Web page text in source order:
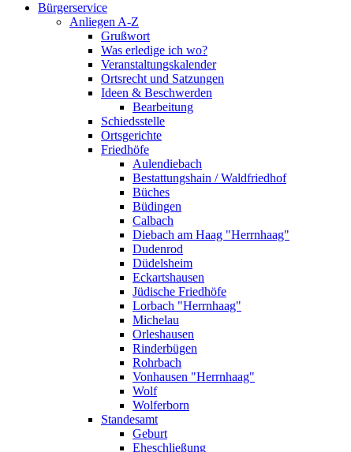
Bürgerservice
Anliegen A-Z
Grußwort
Was erledige ich wo?
Veranstaltungskalender
Ortsrecht und Satzungen
Ideen & Beschwerden
Bearbeitung
Schiedsstelle
Ortsgerichte
Friedhöfe
Aulendiebach
Bestattungshain / Waldfriedhof
Büches
Büdingen
Calbach
Diebach am Haag "Herrnhaag"
Dudenrod
Düdelsheim
Eckartshausen
Jüdische Friedhöfe
Lorbach "Herrnhaag"
Michelau
Orleshausen
Rinderbügen
Rohrbach
Vonhausen "Herrnhaag"
Wolf
Wolferborn
Standesamt
Geburt
Eheschließung